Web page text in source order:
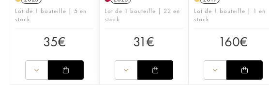
Lot de 1 bouteille | 5 en
stock
35€
Lot de 1 bouteille | 22 en
stock
31€
Lot de 1 bouteille | 1 en
stock
160€